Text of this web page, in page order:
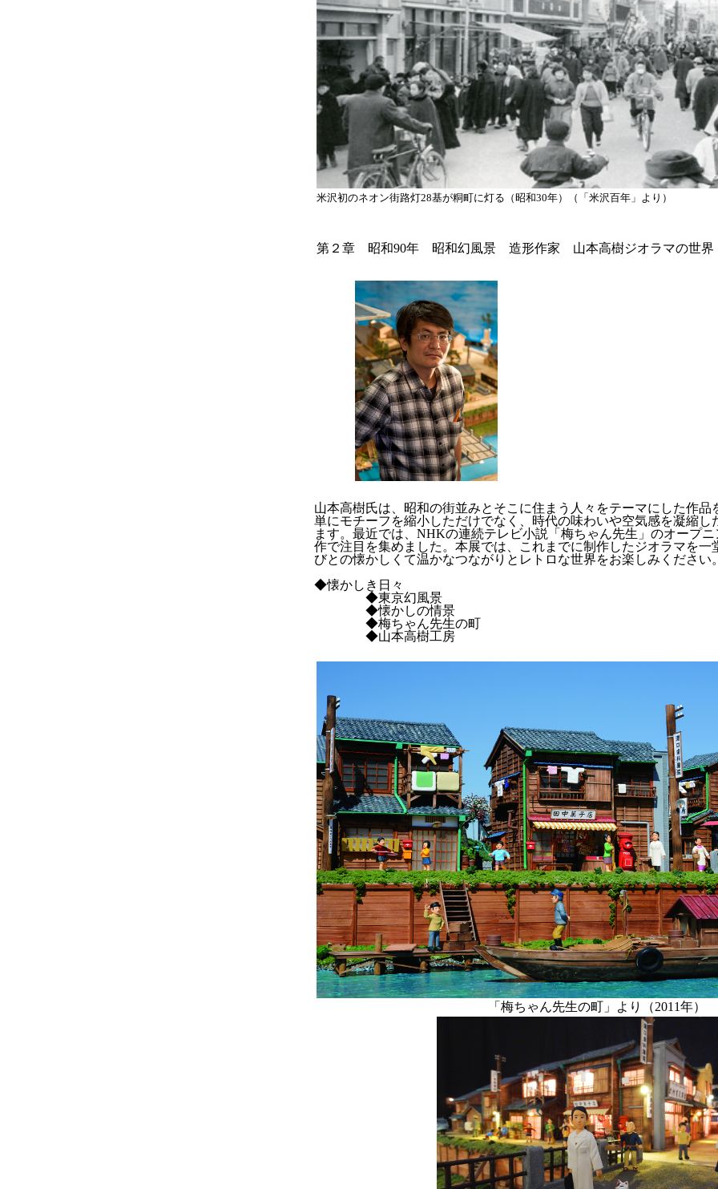
米沢初のネオン街路灯28基が粡町に灯る（昭和30年）（「米沢百年」より）
第２章 昭和90年 昭和幻風景 造形作家 山本高樹ジオラマの世界
山本高樹氏は、昭和の街並みとそこに住まう人々をテーマにした作品
単にモチーフを縮小しただけでなく、時代の味わいや空気感を凝縮し
ます。最近では、NHKの連続テレビ小説「梅ちゃん先生」のオープ
作で注目を集めました。本展では、これまでに制作したジオラマを一
びとの懐かしくて温かなつながりとレトロな世界をお楽しみください
◆懐かしき日々
◆東京幻風景
◆懐かしの情景
◆梅ちゃん先生の町
◆山本高樹工房
「梅ちゃん先生の町」より（2011年）